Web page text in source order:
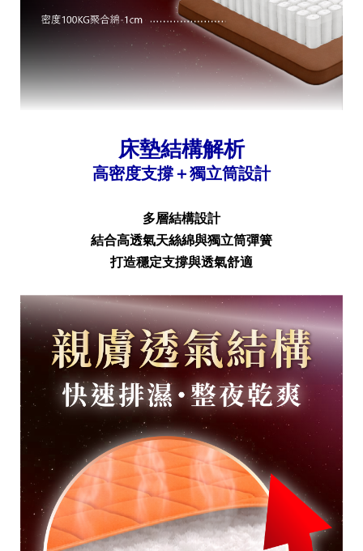
床墊結構解析
高密度支撐＋獨立筒設計
多層結構設計
結合高透氣天絲綿與獨立筒彈簧
打造穩定支撐與透氣舒適